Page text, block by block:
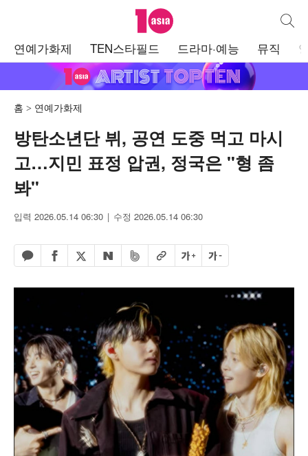
텐아시아 통합
연예가화제 TEN스타필드 드라마·예능 뮤직
홈 연예가화제
방탄소년단 뷔, 공연 도중 먹고 마시
고…지민 표정 압권, 정국은 "형 좀
봐"
입력 2026.05.14 06:30 수정 2026.05.14 06:30
카카오톡 공유하기
페이스북 공유하기
엑스 공유하기
네이버 공유하기
밴드 공유하기
URL복사글자 크게글자 작게